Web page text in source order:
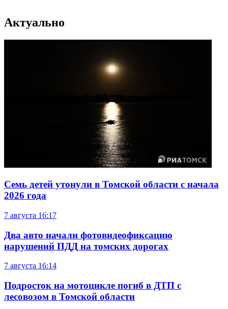
Актуально
Семь детей утонули в Томской области с начала
2026 года
7 августа 16:17
Два авто начали фотовидеофиксацию
нарушений ПДД на томских дорогах
7 августа 16:14
Подросток на мотоцикле погиб в ДТП с
лесовозом в Томской области